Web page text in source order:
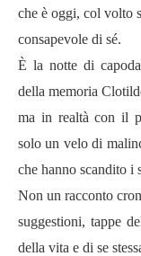
che è oggi, col volto
consapevole di sé.
È la notte di
della memoria
ma in realtà con il
solo un velo di
che hanno scandito i
Non un racconto
suggestioni, tappe
della vita e di se